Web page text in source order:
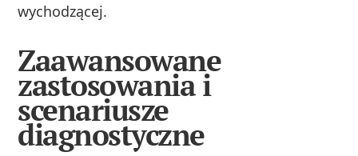
wychodzącej.
Zaawansowane
zastosowania i
scenariusze
diagnostyczne